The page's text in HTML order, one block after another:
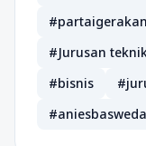
#Jurusan
#bisnis